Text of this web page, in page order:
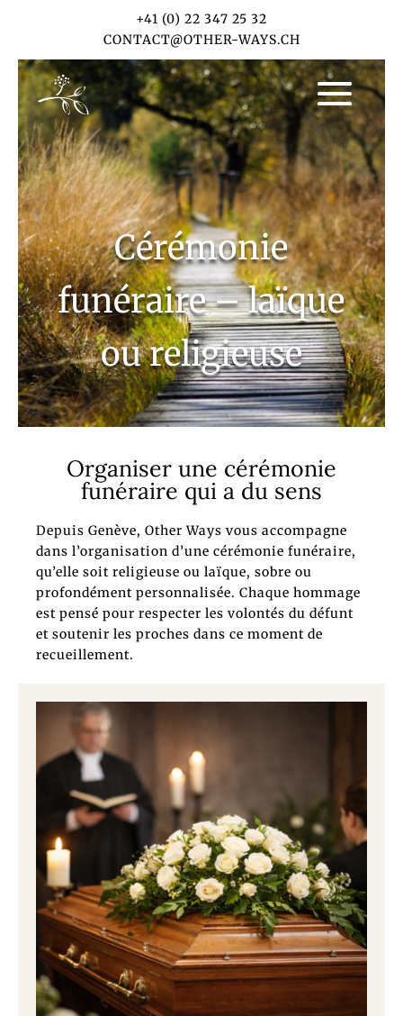
+41 (0) 22 347 25 32
CONTACT@OTHER-WAYS.CH
Cérémonie
funéraire – laïque
ou religieuse
Organiser une cérémonie
funéraire qui a du sens
Depuis Genève, Other Ways vous accompagne
dans l’organisation d’une cérémonie funéraire,
qu’elle soit religieuse ou laïque, sobre ou
profondément personnalisée. Chaque hommage
est pensé pour respecter les volontés du défunt
et soutenir les proches dans ce moment de
recueillement.